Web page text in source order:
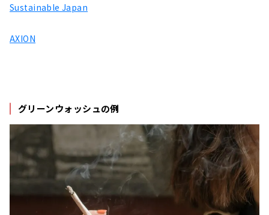
Sustainable Japan
AXION
グリーンウォッシュの例